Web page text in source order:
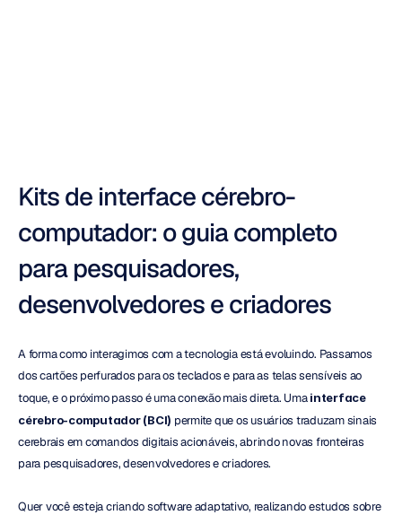
Kits de interface cérebro-
computador: o guia completo
para pesquisadores,
desenvolvedores e criadores
A forma como interagimos com a tecnologia está evoluindo. Passamos
dos cartões perfurados para os teclados e para as telas sensíveis ao
toque, e o próximo passo é uma conexão mais direta. Uma interface
cérebro-computador (BCI) permite que os usuários traduzam sinais
cerebrais em comandos digitais acionáveis, abrindo novas fronteiras
para pesquisadores, desenvolvedores e criadores.
Quer você esteja criando software adaptativo, realizando estudos sobre